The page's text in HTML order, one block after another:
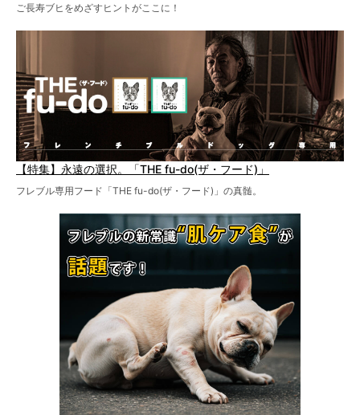
ご長寿ブヒをめざすヒントがここに！
【特集】永遠の選択。「THE fu-do(ザ・フード)」
フレブル専用フード「THE fu-do(ザ・フード)」の真髄。